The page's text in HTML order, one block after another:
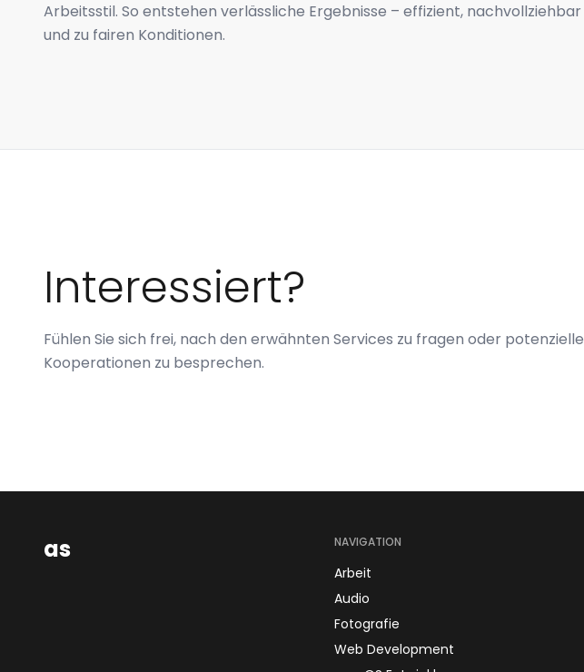
Arbeitsstil. So entstehen verlässliche Ergebnisse – effizient, nachvollziehbar
und zu fairen Konditionen.
Interessiert?
Fühlen Sie sich frei, nach den erwähnten Services zu fragen oder potenzielle
Kooperationen zu besprechen.
as NAVIGATION
Arbeit
Audio
Fotografie
Web Development